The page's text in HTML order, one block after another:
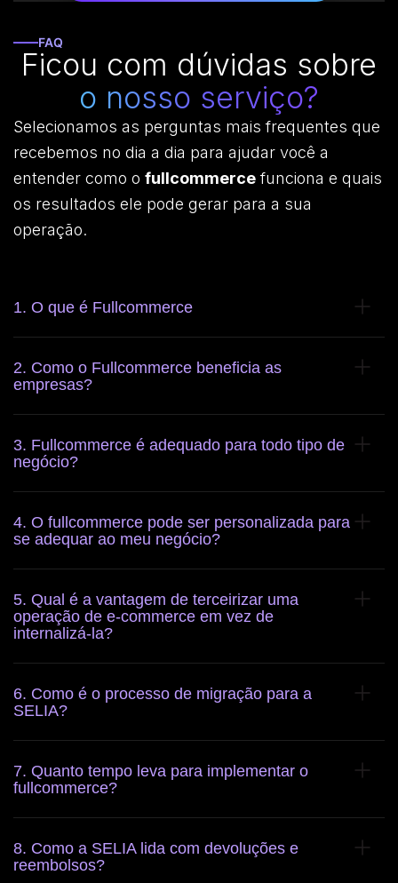
FAQ
Ficou com dúvidas sobre
o nosso serviço?
Selecionamos as perguntas mais frequentes que
recebemos no dia a dia para ajudar você a
entender como o fullcommercefunciona e quais
os resultados ele pode gerar para a sua
operação.
1. O que é Fullcommerce
2. Como o Fullcommerce beneficia as
empresas?
3. Fullcommerce é adequado para todo tipo de
negócio?
4. O fullcommerce pode ser personalizada para
se adequar ao meu negócio?
5. Qual é a vantagem de terceirizar uma
operação de e-commerce em vez de
internalizá-la?
6. Como é o processo de migração para a
SELIA?
7. Quanto tempo leva para implementar o
fullcommerce?
8. Como a SELIA lida com devoluções e
reembolsos?